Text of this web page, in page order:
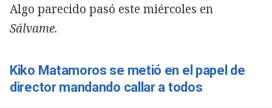
Algo parecido pasó este miércoles en
Sálvame.
Kiko Matamoros se metió en el papel de
director mandando callar a todos